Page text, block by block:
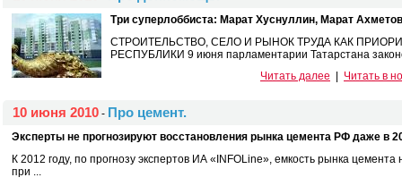
Три суперлоббиста: Марат Хуснуллин, Марат
СТРОИТЕЛЬСТВО, СЕЛО И РЫНОК ТРУДА КАК
РЕСПУБЛИКИ 9 июня парламентарии Татарстана
Читать далее
Читать в
10 июня 2010 - Про цемент.
Эксперты не прогнозируют восстановления рынка цемента РФ даже в
К 2012 году, по прогнозу экспертов ИА «INFOLine», емкость рынка
при ...